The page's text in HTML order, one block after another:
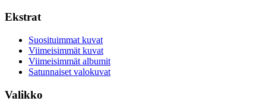
Ekstrat
Suosituimmat kuvat
Viimeisimmät kuvat
Viimeisimmät albumit
Satunnaiset valokuvat
Valikko